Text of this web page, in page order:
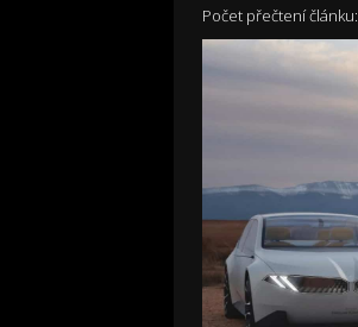
Počet přečtení článku: